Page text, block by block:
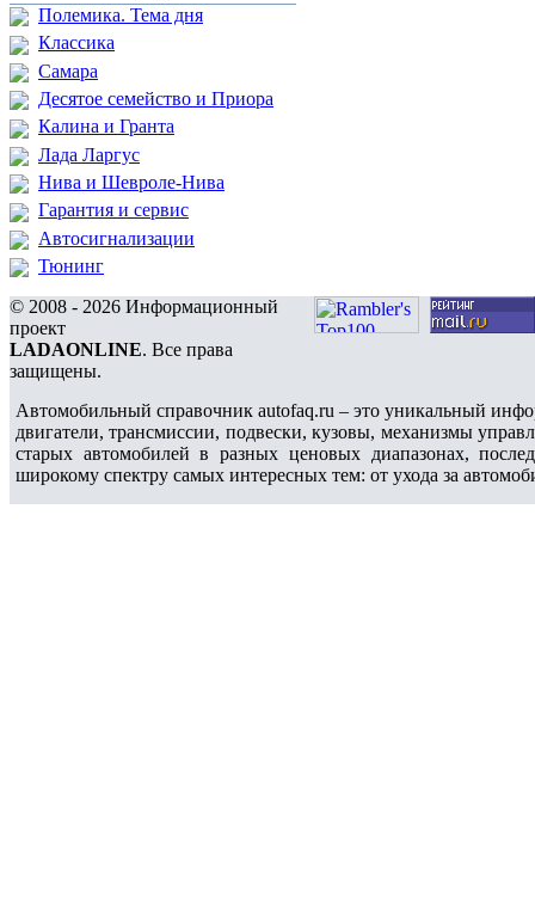
Полемика. Тема дня
Классика
Самара
Десятое семейство и Приора
Калина и Гранта
Лада Ларгус
Нива и Шевроле-Нива
Гарантия и сервис
Автосигнализации
Тюнинг
© 2008 - 2026 Информационный
проект
LADAONLINE. Все права
защищены.
Автомобильный справочник autofaq.ru – это уникальный
двигатели, трансмиссии, подвески, кузовы, механизмы
старых автомобилей в разных ценовых диапазонах,
широкому спектру самых интересных тем: от ухода за